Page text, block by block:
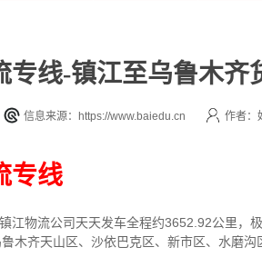
专线-镇江至乌鲁木齐
信息来源：https://www.baiedu.cn 作者：
专线
镇江物流公司天天发车全程约3652.92公里，
木齐天山区、沙依巴克区、新市区、水磨沟